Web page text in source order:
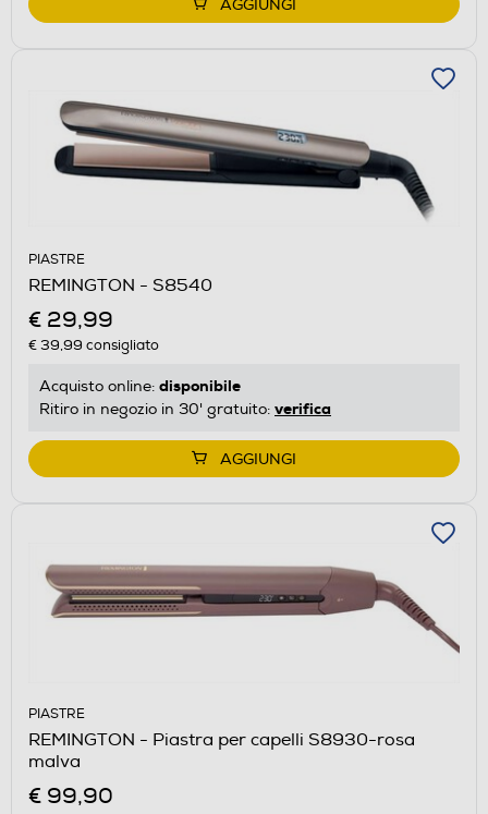
AGGIUNGI
PIASTRE
REMINGTON - S8540
€ 29,99
€ 39,99 consigliato
Acquisto online: disponibile
Ritiro in negozio in 30' gratuito: verifica
AGGIUNGI
PIASTRE
REMINGTON - Piastra per capelli S8930-rosa
malva
€ 99,90